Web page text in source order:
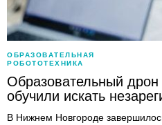
ОБРАЗОВАТЕЛЬНАЯ
РОБОТОТЕХНИКА
Образовательный
обучили искать
В Нижнем Новгороде